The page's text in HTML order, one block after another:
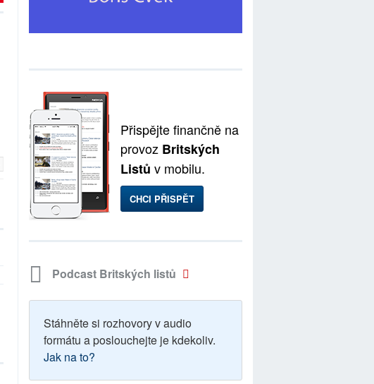
Přispějte finančně na
provoz Britských
Listů v mobilu.
CHCI PŘISPĚT
Podcast Britských listů
Stáhněte si rozhovory v audio
formátu a poslouchejte je kdekoliv.
Jak na to?